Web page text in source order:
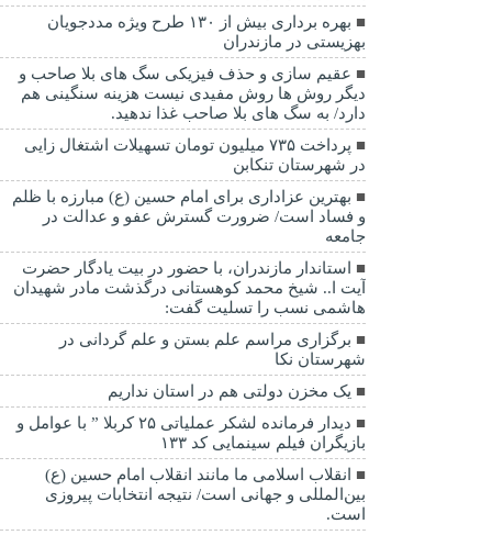
بهره برداری بیش از ۱۳۰ طرح ویژه مددجویان
بهزیستی در مازندران
عقیم سازی و حذف فیزیکی سگ های بلا صاحب و
دیگر روش ها روش مفیدی نیست هزینه سنگینی هم
دارد/ به سگ های بلا صاحب غذا ندهید.
پرداخت ۷۳۵ میلیون تومان تسهیلات اشتغال زایی
در شهرستان تنکابن
بهترین عزاداری برای امام حسین (ع) مبارزه با ظلم
و فساد است/ ضرورت گسترش عفو و عدالت در
جامعه
استاندار مازندران، با حضور در بیت یادگار حضرت
آیت ا.. شیخ محمد کوهستانی درگذشت مادر شهیدان
هاشمی نسب را تسلیت گفت:
برگزاری مراسم علم بستن و علم گردانی در
شهرستان نکا
یک مخزن دولتی هم در استان نداریم
دیدار فرمانده لشکر عملیاتی ۲۵ کربلا ” با عوامل و
بازیگران فیلم سینمایی کد ۱۳۳
انقلاب اسلامی ما مانند انقلاب امام حسین (ع)
بین‌المللی و جهانی است/ نتیجه انتخابات پیروزی
است.